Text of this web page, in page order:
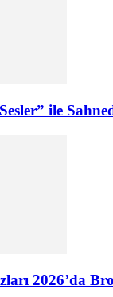
ile
2026’da